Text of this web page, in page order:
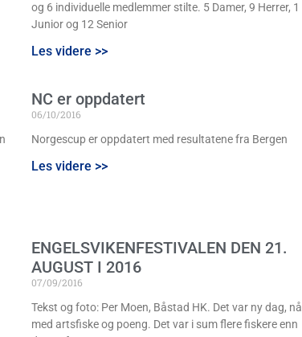
og 6 individuelle medlemmer stilte. 5 Damer, 9 Herrer, 1
Junior og 12 Senior
Les videre >>
NC er oppdatert
06/10/2016
Norgescup er oppdatert med resultatene fra Bergen
Les videre >>
ENGELSVIKENFESTIVALEN DEN 21.
AUGUST I 2016
07/09/2016
Tekst og foto: Per Moen, Båstad HK. Det var ny dag, nå
med artsfiske og poeng. Det var i sum flere fiskere enn